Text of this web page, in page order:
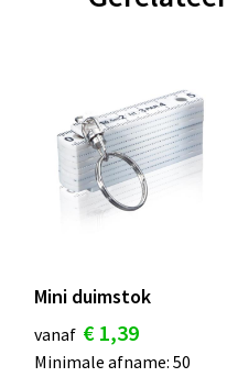
Mini duimstok
vanaf € 1,39
Minimale afname: 50